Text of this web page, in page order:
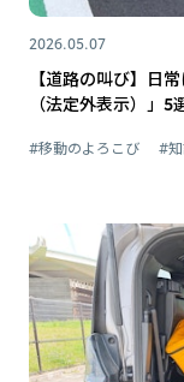
2026.05.07
【道路の叫び】日
（法定外表示）」5
#移動のよろこび #